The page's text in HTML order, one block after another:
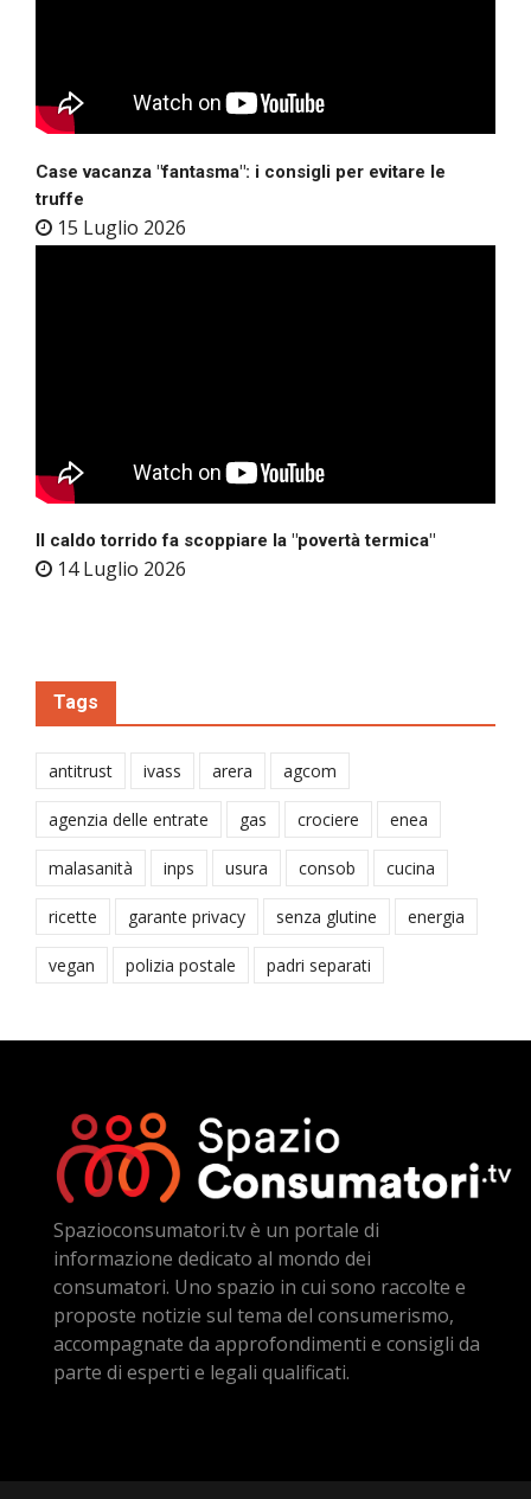
Case vacanza "fantasma": i consigli per evitare le
truffe
15 Luglio 2026
Il caldo torrido fa scoppiare la "povertà termica"
14 Luglio 2026
Tags
antitrust ivass arera agcom
agenzia delle entrate gas crociere enea
malasanità inps usura consob cucina
ricette garante privacy senza glutine energia
vegan polizia postale padri separati
Spazioconsumatori.tv è un portale di
informazione dedicato al mondo dei
consumatori. Uno spazio in cui sono raccolte e
proposte notizie sul tema del consumerismo,
accompagnate da approfondimenti e consigli da
parte di esperti e legali qualificati.